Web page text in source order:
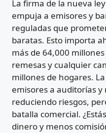
La firma de la nueva
empuja a emisores y
reguladas que
baratas. Esto importa
más de 64,000
remesas y cualquier
millones de hogares.
emisores a auditorías
reduciendo riesgos,
batalla comercial.
dinero y menos